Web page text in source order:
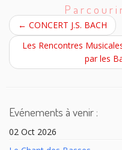
← CONCERT J.S. BACH
Les Rencontres
par les
Evénements à venir :
02 Oct 2026